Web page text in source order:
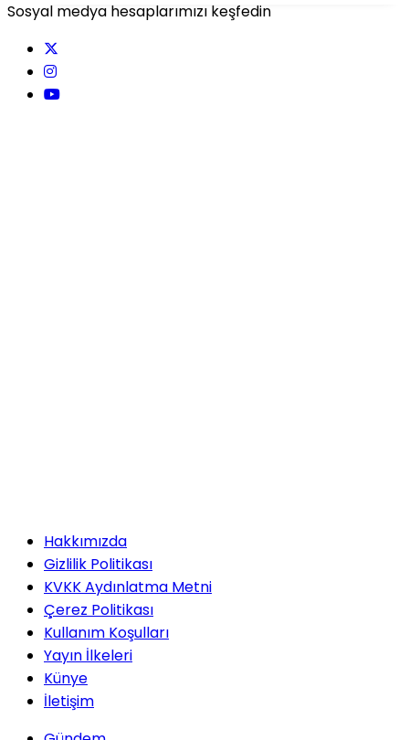
Sosyal medya hesaplarımızı keşfedin
Hakkımızda
Gizlilik Politikası
KVKK Aydınlatma Metni
Çerez Politikası
Kullanım Koşulları
Yayın İlkeleri
Künye
İletişim